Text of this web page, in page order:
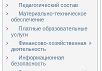
Педагогический состав
Материально-техническое
обеспечение
Платные образовательные
услуги
Финансово-хозяйственная
деятельность
Информационная
безопасность